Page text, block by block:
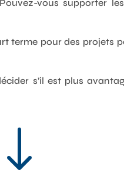
vous supporter
terme pour des projets
s’il est plus
"